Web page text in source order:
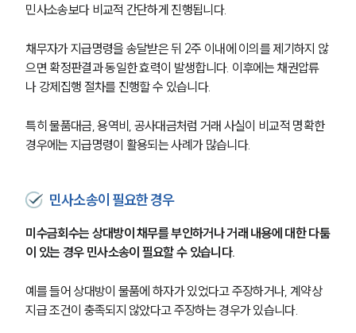
민사소송보다 비교적 간단하게 진행됩니다.
채무자가 지급명령을 송달받은 뒤 2주 이내에 이의를 제기하지 않
으면 확정판결과 동일한 효력이 발생합니다. 이후에는 채권압류
나 강제집행 절차를 진행할 수 있습니다.
특히 물품대금, 용역비, 공사대금처럼 거래 사실이 비교적 명확한
경우에는 지급명령이 활용되는 사례가 많습니다.
민사소송이 필요한 경우
미수금회수는 상대방이 채무를 부인하거나 거래 내용에 대한 다툼
이 있는 경우 민사소송이 필요할 수 있습니다.
예를 들어 상대방이 물품에 하자가 있었다고 주장하거나, 계약상
지급 조건이 충족되지 않았다고 주장하는 경우가 있습니다.